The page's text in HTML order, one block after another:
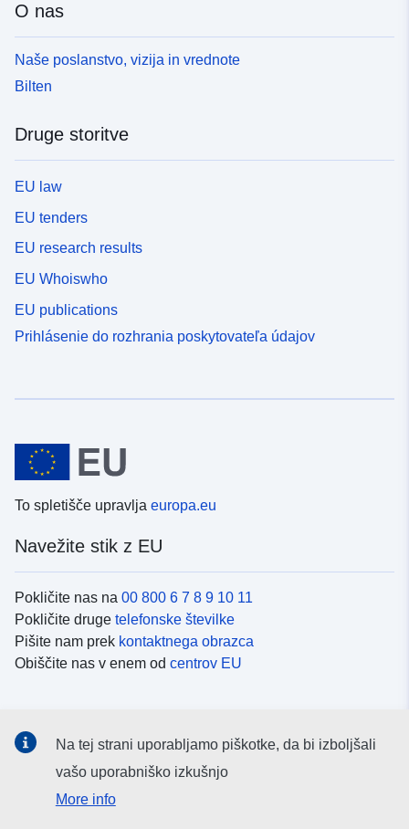
O nas
Naše poslanstvo, vizija in vrednote
Bilten
Druge storitve
EU law
EU tenders
EU research results
EU Whoiswho
EU publications
Prihlásenie do rozhrania poskytovateľa údajov
To spletišče upravlja europa.eu
Navežite stik z EU
Pokličite nas na 00 800 6 7 8 9 10 11
Pokličite druge telefonske številke
Pišite nam prek kontaktnega obrazca
Obiščite nas v enem od centrov EU
Iskanje podružbenih medijih EU
Na tej strani uporabljamo piškotke, da bi izboljšali
vašo uporabniško izkušnjo
More info